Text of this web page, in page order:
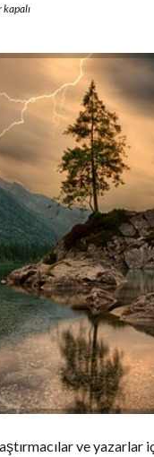
kapalı
ve yazarlar